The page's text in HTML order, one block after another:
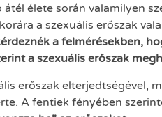
élete során valamilyen
a szexuális erőszak
a felmérésekben,
a szexuális erőszak
erőszak elterjedtségével,
A fentiek fényében